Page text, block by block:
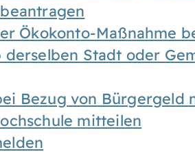
Ökokonto-Maßnahme
Stadt oder
Bezug von Bürgergeld
mitteilen